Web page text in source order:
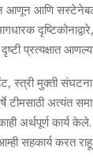
आणून आणि
दृष्टिकोनाद्वारे,
प्रत्यक्षात
, स्त्री मुक्ती संघटना
टीमसाठी अत्यंत
अर्थपूर्ण कार्य
सहकार्य करत